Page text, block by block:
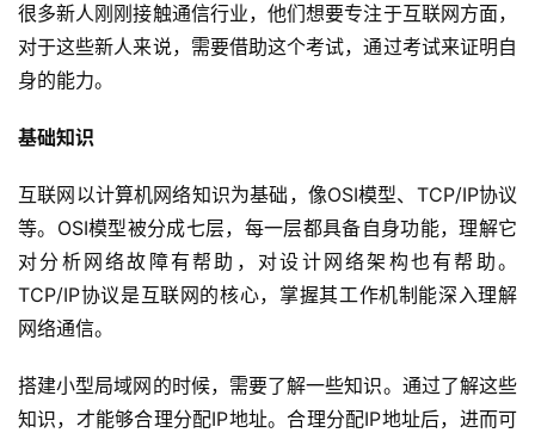
很多新人刚刚接触通信行业，他们想要专注于互联网方面，
对于这些新人来说，需要借助这个考试，通过考试来证明自
身的能力。
基础知识
互联网以计算机网络知识为基础，像OSI模型、TCP/IP协议
等。OSI模型被分成七层，每一层都具备自身功能，理解它
对分析网络故障有帮助，对设计网络架构也有帮助。
TCP/IP协议是互联网的核心，掌握其工作机制能深入理解
网络通信。
搭建小型局域网的时候，需要了解一些知识。通过了解这些
知识，才能够合理分配IP地址。合理分配IP地址后，进而可